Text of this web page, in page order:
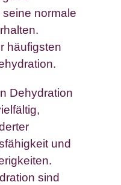
normale
häufigsten
Dehydration
und
sind